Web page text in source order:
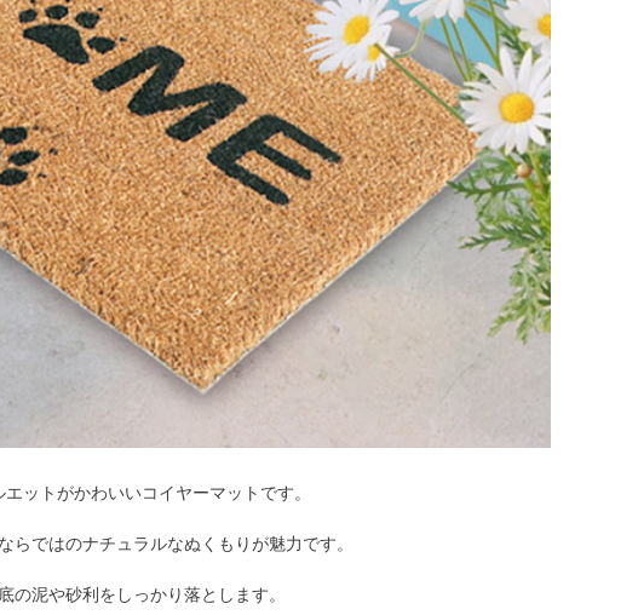
ットがかわいいコイヤーマットです。
ではのナチュラルなぬくもりが魅力です。
の泥や砂利をしっかり落とします。